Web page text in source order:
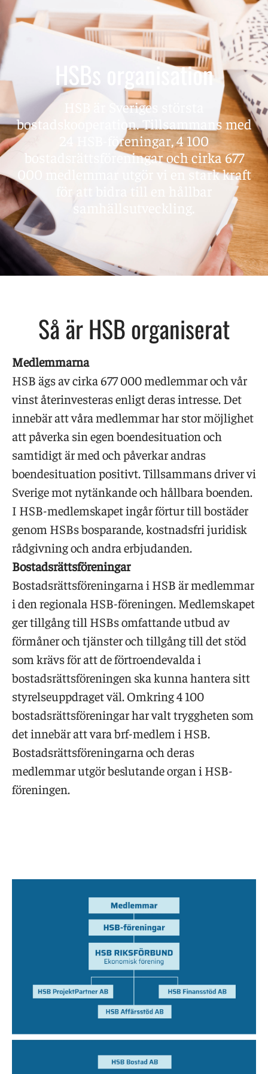
HSBs organisation
HSB är Sveriges största
bostadskooperation. Tillsammans med
24 HSB-föreningar, 4 100
bostadsrättsföreningar och cirka 677
000 medlemmar utgör vi en stark kraft
samhällsutveckling.
Så är HSB organiserat
Medlemmarna
HSB ägs av cirka 677 000 medlemmar och vår
vinst återinvesteras enligt deras intresse. Det
innebär att våra medlemmar har stor möjlighet
att påverka sin egen boendesituation och
samtidigt är med och påverkar andras
boendesituation positivt. Tillsammans driver vi
Sverige mot nytänkande och hållbara boenden.
I HSB-medlemskapet ingår förtur till bostäder
genom HSBs bosparande, kostnadsfri juridisk
rådgivning och andra erbjudanden.
Bostadsrättsföreningar
Bostadsrättsföreningarna i HSB är medlemmar
i den regionala HSB-föreningen. Medlemskapet
ger tillgång till HSBs omfattande utbud av
förmåner och tjänster och tillgång till det stöd
som krävs för att de förtroendevalda i
bostadsrättsföreningen ska kunna hantera sitt
styrelseuppdraget väl. Omkring 4 100
bostadsrättsföreningar har valt tryggheten som
det innebär att vara brf-medlem i HSB.
Bostadsrättsföreningarna och deras
medlemmar utgör beslutande organ i HSB-
föreningen.